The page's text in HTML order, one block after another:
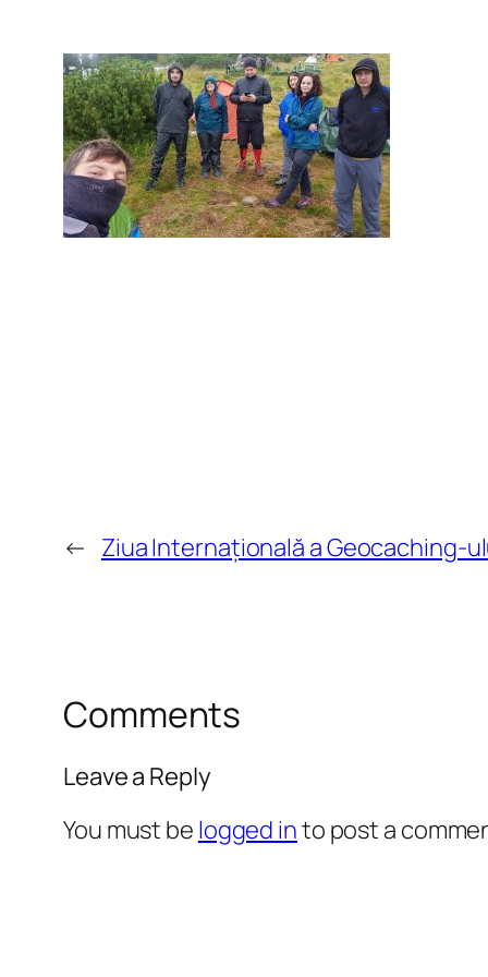
← Ziua Internațională a Geocaching-
Comments
Leave a Reply
You must be logged into post a